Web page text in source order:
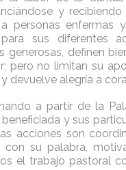
y
personas enfermas
sus diferentes
generosas, definen
pero no limitan su
devuelve alegría a
a partir de la
y sus
acciones son
con su palabra,
el trabajo pastoral